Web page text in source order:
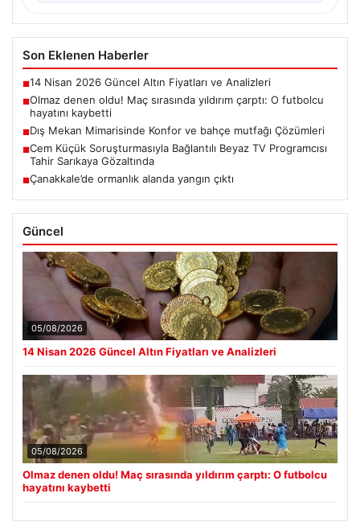
Son Eklenen Haberler
■14 Nisan 2026 Güncel Altın Fiyatları ve Analizleri
■Olmaz denen oldu! Maç sırasında yıldırım çarptı: O futbolcu
hayatını kaybetti
■Dış Mekan Mimarisinde Konfor ve bahçe mutfağı Çözümleri
■Cem Küçük Soruşturmasıyla Bağlantılı Beyaz TV Programcısı
Tahir Sarıkaya Gözaltında
■Çanakkale’de ormanlık alanda yangın çıktı
Güncel
05/08/2026
14 Nisan 2026 Güncel Altın Fiyatları ve Analizleri
05/08/2026
Olmaz denen oldu! Maç sırasında yıldırım çarptı: O futbolcu
hayatını kaybetti